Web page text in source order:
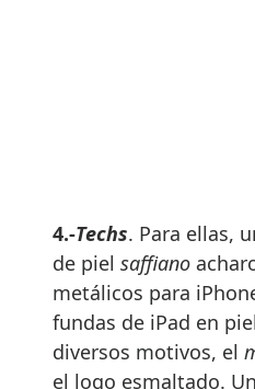
4.-Techs. Para ellas,
de piel saffiano
metálicos para
fundas de iPad en piel
diversos motivos, el
el logo esmaltado.